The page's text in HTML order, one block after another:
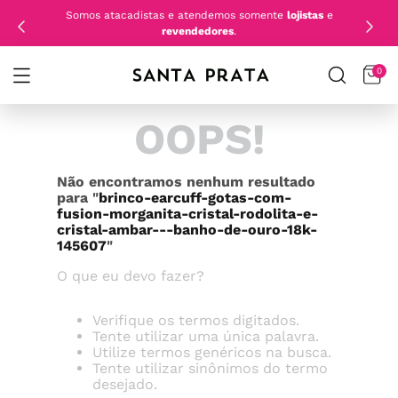
Somos atacadistas e atendemos somente lojistase
revendedores.
0
OOPS!
Não encontramos nenhum resultado
para "brinco-earcuff-gotas-com-
fusion-morganita-cristal-rodolita-e-
cristal-ambar---banho-de-ouro-18k-
145607"
O que eu devo fazer?
Verifique os termos digitados.
Tente utilizar uma única palavra.
Utilize termos genéricos na busca.
Tente utilizar sinônimos do termo
desejado.